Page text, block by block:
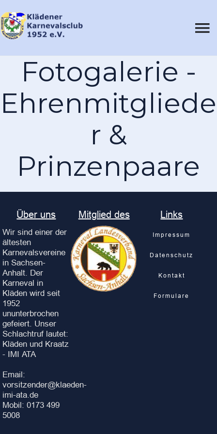
Fotogalerie -
Ehrenmitgliede
r &
Prinzenpaare
Über uns
Wir sind einer der
ältesten
Karnevalsvereine
in Sachsen-
Anhalt. Der
Karneval in
Kläden wird seit
1952
ununterbrochen
gefeiert. Unser
Schlachtruf lautet:
Kläden und Kraatz
- IMI ATA
Email:
vorsitzender@klaeden-
imi-ata.de
Mobil: 0173 499
5008
Mitglied des Links
Impressum
Datenschutz
Kontakt
Formulare